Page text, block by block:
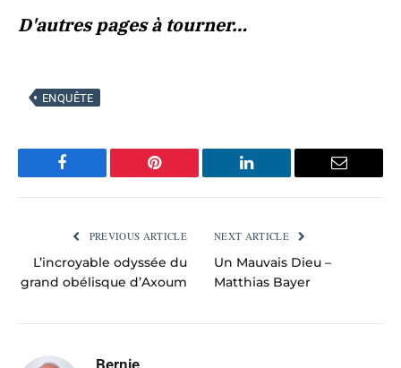
D'autres pages à tourner…
ENQUÊTE
Facebook Pinterest LinkedIn Email
PREVIOUS ARTICLE
L’incroyable odyssée du
grand obélisque d’Axoum
NEXT ARTICLE
Un Mauvais Dieu –
Matthias Bayer
Bernie